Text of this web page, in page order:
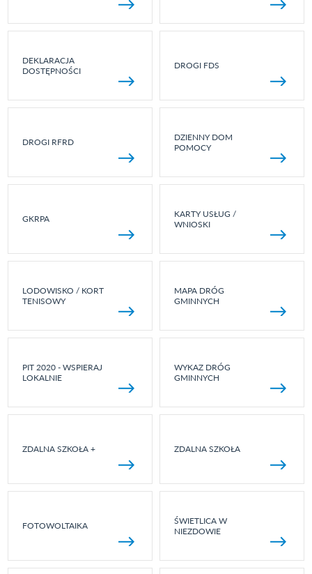
DEKLARACJA
DOSTĘPNOŚCI
DROGI FDS
DROGI RFRD
DZIENNY DOM
POMOCY
GKRPA
KARTY USŁUG /
WNIOSKI
LODOWISKO / KORT
TENISOWY
MAPA DRÓG
GMINNYCH
PIT 2020 - WSPIERAJ
LOKALNIE
WYKAZ DRÓG
GMINNYCH
ZDALNA SZKOŁA + ZDALNA SZKOŁA
FOTOWOLTAIKA
ŚWIETLICA W
NIEZDOWIE